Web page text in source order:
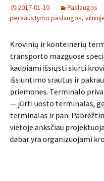
2017-01-10 Paslaugos
perkaustymo paslaugos,
Krovinių ir konteinerių
transporto mazguose
kaupiami išsiųsti skirti
išsiuntimo srautus ir
priemones. Termi­nalo
— jūrti uosto terminalas,
terminalas ir pan.
vie­toje anksčiau
dabar yra organizuo­jami